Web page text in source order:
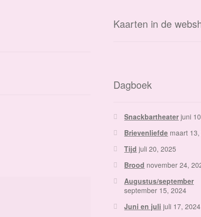
Kaarten in de
Dagboek
Snackbartheater juni
Brievenliefde maart
Tijd juli 20, 2025
Brood november 24,
Augustus/september
september 15, 2024
Juni en juli juli 17, 2024